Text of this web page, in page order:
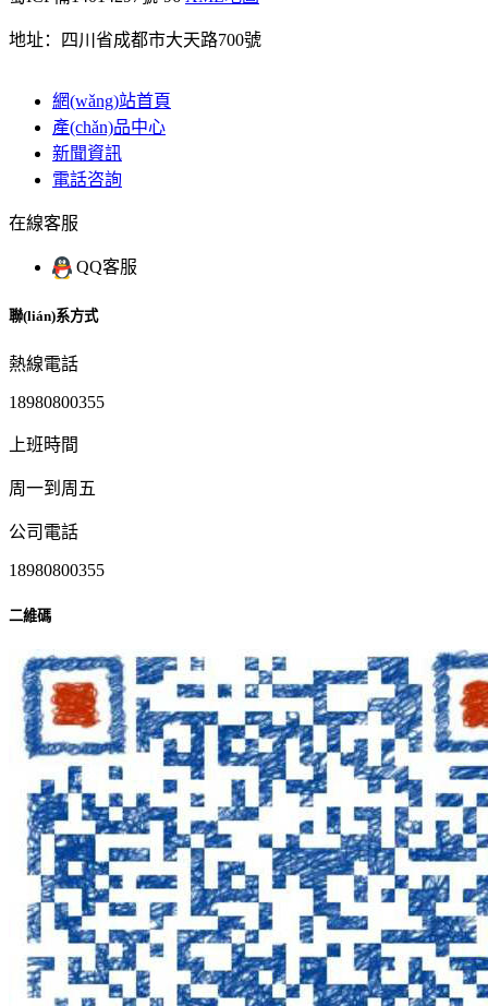
地址：四川省成都市大天路700號
網(wǎng)站首頁
產(chǎn)品中心
新聞資訊
電話咨詢
在線客服
QQ客服
聯(lián)系方式
熱線電話
18980800355
上班時間
周一到周五
公司電話
18980800355
二維碼